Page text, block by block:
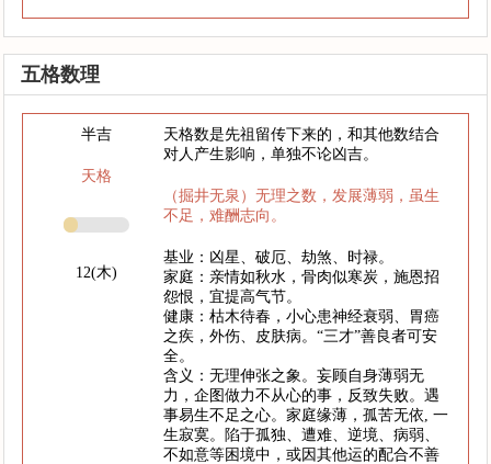
五格数理
半吉
天格
12(木)
天格数是先祖留传下来的，和其他数结合
对人产生影响，单独不论凶吉。
（掘井无泉）无理之数，发展薄弱，虽生
不足，难酬志向。
基业：凶星、破厄、劫煞、时禄。
家庭：亲情如秋水，骨肉似寒炭，施恩招
怨恨，宜提高气节。
健康：枯木待春，小心患神经衰弱、胃癌
之疾，外伤、皮肤病。“三才”善良者可安
全。
含义：无理伸张之象。妄顾自身薄弱无
力，企图做力不从心的事，反致失败。遇
事易生不足之心。家庭缘薄，孤苦无依, 一
生寂寞。陷于孤独、遭难、逆境、病弱、
不如意等困境中，或因其他运的配合不善